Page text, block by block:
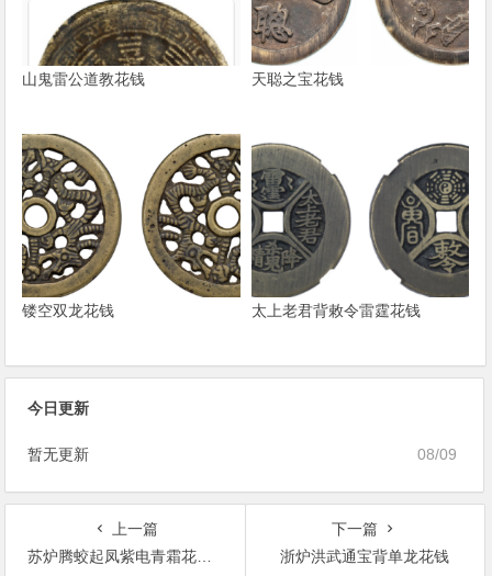
山鬼雷公道教花钱 天聪之宝花钱
镂空双龙花钱 太上老君背敕令雷霆花钱
今日更新
08/09
暂无更新
上一篇
苏炉腾蛟起凤紫电青霜花钱成交价
下一篇
浙炉洪武通宝背单龙花钱